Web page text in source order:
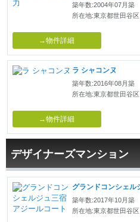
築年数:2004年07月築
所在地:東京都世田谷区
→物件詳細
ラ シャコンヌ
築年数:2016年08月築
所在地:東京都世田谷区
→物件詳細
デザイナーズマンション
築年数:2017年10月築
所在地:東京都世田谷区